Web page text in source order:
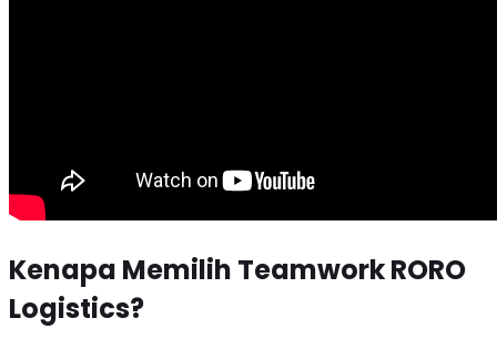
Kenapa Memilih Teamwork RORO
Logistics?